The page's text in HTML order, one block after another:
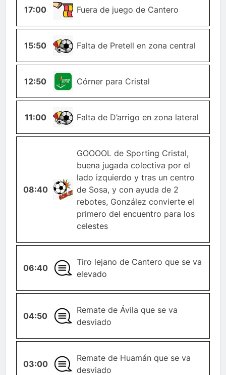
17:00OFFSIDEFuera de juego de Cantero
15:50 FALTA Falta de Pretell en zona central
12:50ESQUINACórner para Cristal
11:00 FALTA Falta de D’arrigo en zona lateral
08:40 GOL
GOOOOL de Sporting Cristal,
buena jugada colectiva por el
lado izquierdo y tras un centro
de Sosa, y con ayuda de 2
rebotes, González convierte el
primero del encuentro para los
celestes
06:40GENERAL
Tiro lejano de Cantero que se va
elevado
04:50GENERAL
Remate de Ávila que se va
desviado
03:00GENERAL
Remate de Huamán que se va
desviado